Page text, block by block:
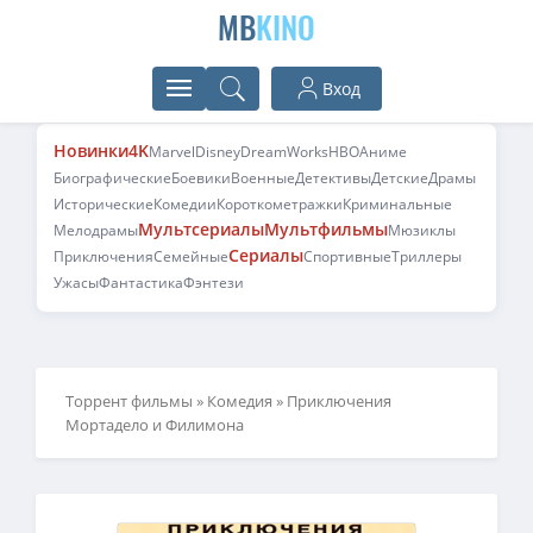
MBKINO
Вход
Новинки4KMarvelDisneyDreamWorksHBOАниме
БиографическиеБоевикиВоенныеДетективыДетскиеДрамы
ИсторическиеКомедииКороткометражкиКриминальные
МелодрамыМультсериалыМультфильмыМюзиклы
ПриключенияСемейныеСериалыСпортивныеТриллеры
УжасыФантастикаФэнтези
Торрент фильмы » Комедия » Приключения
Мортадело и Филимона